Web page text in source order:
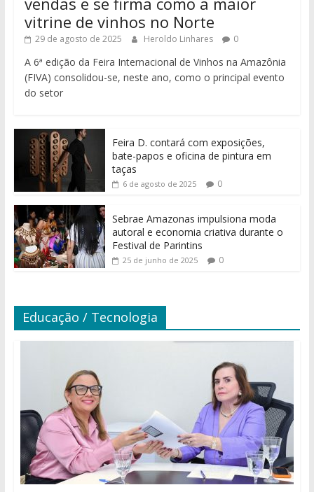
vitrine de vinhos no Norte
29 de agosto de 2025 Heroldo Linhares 0
A 6ª edição da Feira Internacional de Vinhos na Amazônia
(FIVA) consolidou-se, neste ano, como o principal evento
do setor
Feira D. contará com exposições,
bate-papos e oficina de pintura em
taças
6 de agosto de 2025 0
Sebrae Amazonas impulsiona moda
autoral e economia criativa durante o
Festival de Parintins
25 de junho de 2025 0
Educação / Tecnologia